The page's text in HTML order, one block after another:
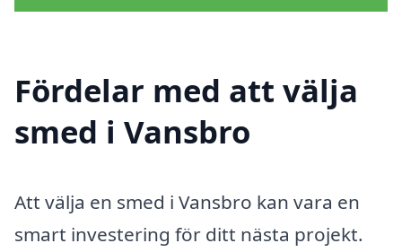
Fördelar med att välja
smed i Vansbro
Att välja en smed i Vansbro kan vara en
smart investering för ditt nästa projekt.